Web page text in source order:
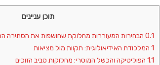
תוכן עניינים
0.1 הבחירות המעוררות מחלוקת שחושפות את הסתירה
1 המלכודת האידיאולוגית: תקוות מול מציאות
1.1 הפוליטיקה והכשל המוסרי: מחלוקות סביב הזוכים